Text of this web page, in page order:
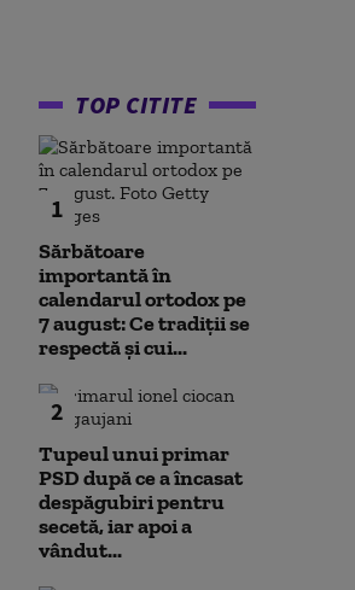
TOP CITITE
1
Sărbătoare
importantă în
calendarul ortodox pe
7 august: Ce tradiții se
respectă și cui...
2
Tupeul unui primar
PSD după ce a încasat
despăgubiri pentru
secetă, iar apoi a
vândut...